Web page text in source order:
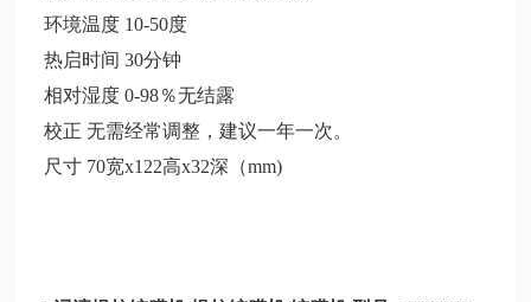
环境温度 10-50度
热启时间 30分钟
相对湿度 0-98％无结露
校正 无需经常调整，建议一年一次。
尺寸 70宽x122高x32深（mm)